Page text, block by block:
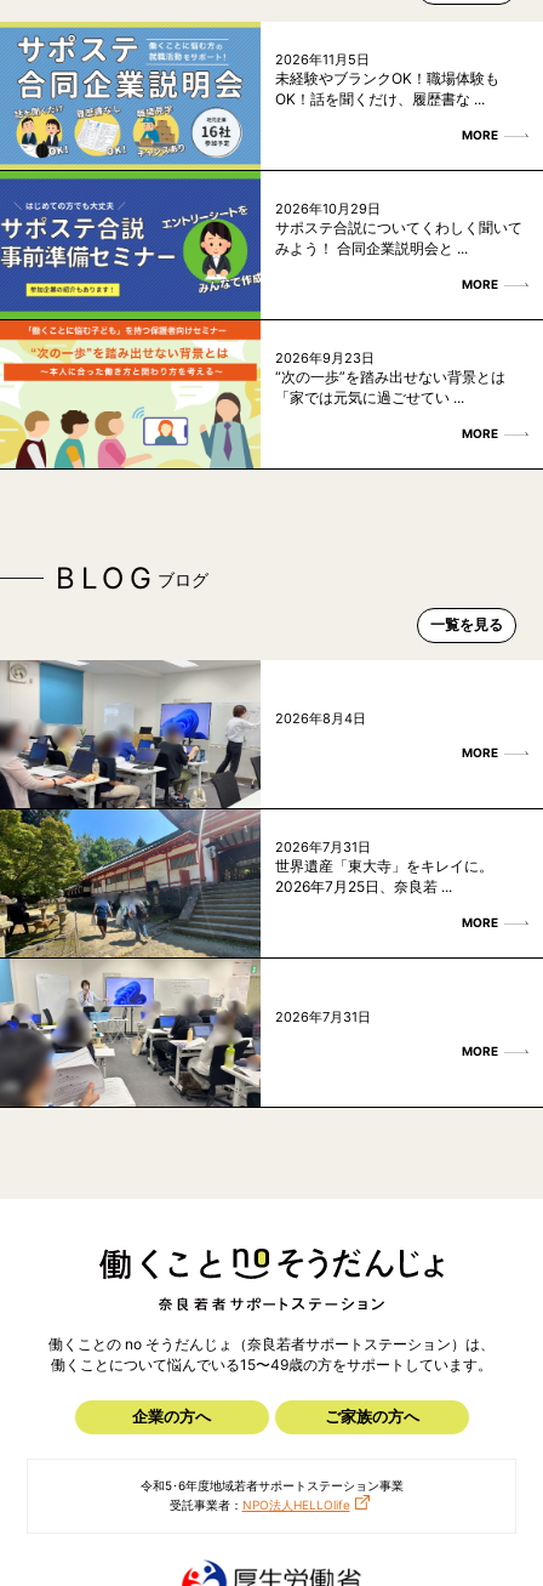
2026年11月5日
未経験やブランクOK！職場体験も
OK！話を聞くだけ、履歴書な ...
MORE
2026年10月29日
サポステ合説についてくわしく聞いて
みよう！ 合同企業説明会と ...
MORE
2026年9月23日
“次の一歩”を踏み出せない背景とは
「家では元気に過ごせてい ...
MORE
BLOG ブログ
一覧を見る
2026年8月4日
MORE
2026年7月31日
世界遺産「東大寺」をキレイに。
2026年7月25日、奈良若 ...
MORE
2026年7月31日
MORE
働くことの no そうだんじょ（奈良若者サポートステーション）は、
働くことについて悩んでいる15〜49歳の方をサポートしています。
企業の方へ ご家族の方へ
令和5･6年度地域若者サポートステーション事業
受託事業者： NPO法人HELLOlife